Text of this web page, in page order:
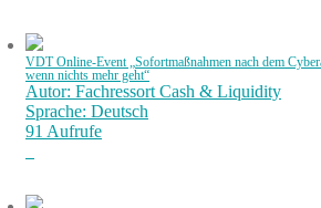
VDT Online-Event „Sofortmaßnahmen nach dem
wenn nichts mehr geht“
Autor: Fachressort Cash & Liquidity
Sprache: Deutsch
91 Aufrufe